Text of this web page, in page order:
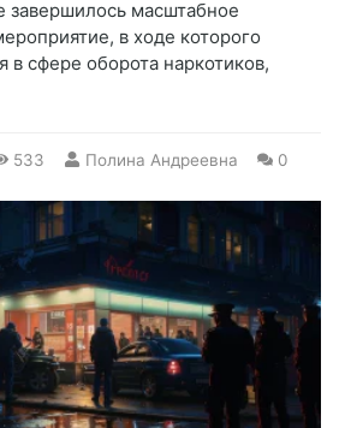
завершилось масштабное
в ходе которого
сфере оборота наркотиков,
533 Полина Андреевна 0